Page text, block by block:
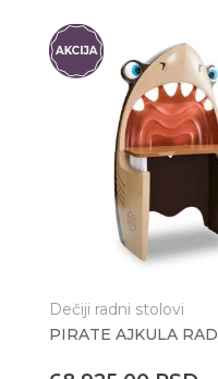
Email
Dečiji radni stolovi
PIRATE AJKULA